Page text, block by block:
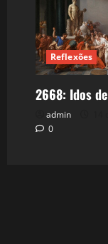
Reflexões
2668: Idos
admin
0